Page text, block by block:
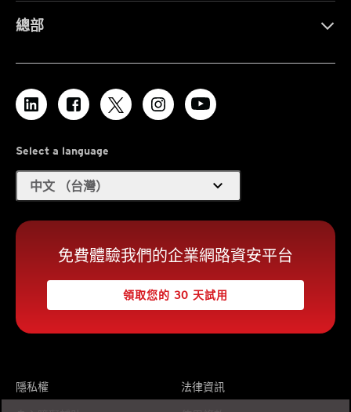
總部
Select a language
中文 （台灣） expand_more
免費體驗我們的企業網路資安平台
領取您的 30 天試用
隱私權
法律資訊